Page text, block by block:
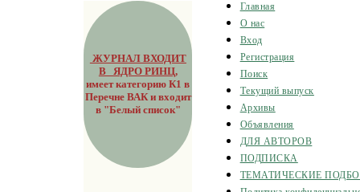
ЖУРНАЛ ВХОДИТ
В ЯДРО РИНЦ,
имеет категорию К1 в
Перечне ВАК и входит
в "Белый список"
Главная
О нас
Вход
Регистрация
Поиск
Текущий выпуск
Архивы
Объявления
ДЛЯ АВТОРОВ
ПОДПИСКА
ТЕМАТИЧЕСКИЕ